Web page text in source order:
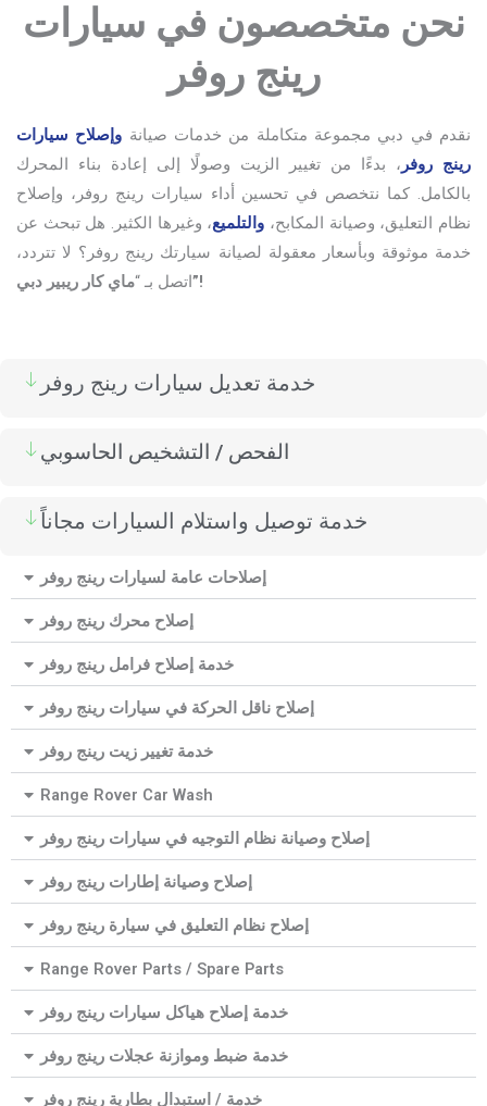
نحن متخصصون في سيارات
رينج روفر
نقدم في دبي مجموعة متكاملة من خدمات صيانة وإصلاح سيارات
رينج روفر ، بدءًا من تغيير الزيت وصولًا إلى إعادة بناء المحرك
بالكامل. كما نتخصص في تحسين أداء سيارات رينج روفر، وإصلاح
نظام التعليق، وصيانة المكابح، والتلميع، وغيرها الكثير. هل تبحث عن
خدمة موثوقة وبأسعار معقولة لصيانة سيارتك رينج روفر؟ لا تتردد،
اتصل بـ “ ماي كار ريبير دبي”!
خدمة تعديل سيارات رينج روفر
الفحص / التشخيص الحاسوبي
خدمة توصيل واستلام السيارات مجاناً
إصلاحات عامة لسيارات رينج روفر
إصلاح محرك رينج روفر
خدمة إصلاح فرامل رينج روفر
إصلاح ناقل الحركة في سيارات رينج روفر
خدمة تغيير زيت رينج روفر
Range Rover Car Wash
إصلاح وصيانة نظام التوجيه في سيارات رينج روفر
إصلاح وصيانة إطارات رينج روفر
إصلاح نظام التعليق في سيارة رينج روفر
Range Rover Parts / Spare Parts
خدمة إصلاح هياكل سيارات رينج روفر
خدمة ضبط وموازنة عجلات رينج روفر
خدمة / استبدال بطارية رينج روفر